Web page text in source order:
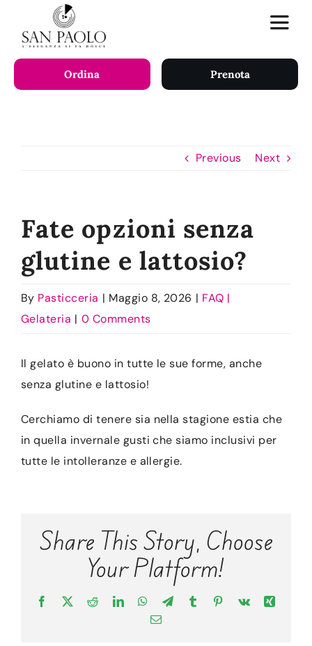
content
Toggle
CHI SIAMO
LAVORA CON NOI
CONTATTI
ACCOUNT
Ordina Prenota
Previous Next
Fate opzioni senza
glutine e lattosio?
By Pasticceria | Maggio 8, 2026 | FAQ |
Gelateria | 0 Comments
Il gelato è buono in tutte le sue forme, anche
senza glutine e lattosio!
Cerchiamo di tenere sia nella stagione estia che
in quella invernale gusti che siamo inclusivi per
tutte le intolleranze e allergie.
Share This Story, Choose
Your Platform!
Facebook RedditLinkedInWhatsApp
TelegramTumblr Pinterest
Vk
Xing
Email